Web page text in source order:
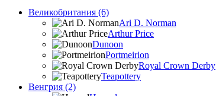
Великобритания (6)
Ari D. Norman
Arthur Price
Dunoon
Portmeirion
Royal Crown Derby
Teapottery
Венгрия (2)